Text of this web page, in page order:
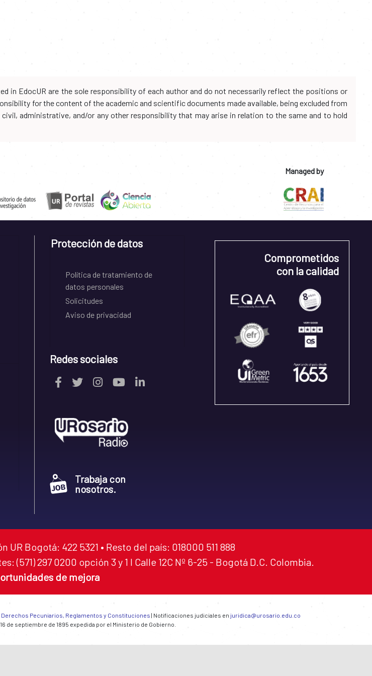
in EdocUR are the sole responsibility of each author and do not necessarily reflect the positions or
for the content of the academic and scientific documents made available, being excluded from
administrative, and/or any other responsibility that may arise in relation to the same and to hold
Managed by
Protección de datos
Política de tratamiento de
datos personales
Solicitudes
Aviso de privacidad
Redes sociales
Trabaja con
nosotros.
Comprometidos
con la calidad
UR Bogotá: 422 5321 • Resto del país: 018000 511 888
(571) 297 0200 opción 3 y 1 I Calle 12C Nº 6-25 - Bogotá D.C. Colombia.
de mejora
Derechos Pecuniarios, Reglamentos y Constituciones | Notificaciones judiciales en juridica@urosario.edu.co
de septiembre de 1895 expedida por el Ministerio de Gobierno.